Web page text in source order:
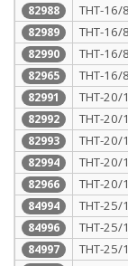
82988 ТНТ-16/
82989 ТНТ-16/
82990 ТНТ-16/
82965 ТНТ-16/
82991 ТНТ-20/
82992 ТНТ-20/
82993 ТНТ-20/
82994 ТНТ-20/
82966 ТНТ-20/
84994 ТНТ-25/
84996 ТНТ-25/
84997 ТНТ-25/